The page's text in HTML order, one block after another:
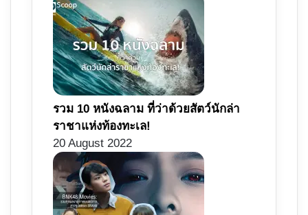
รวม 10 หนังฉลาม ที่ว่าด้วยสัตว์นักล่า
ราชาแห่งท้องทะเล!
20 August 2022